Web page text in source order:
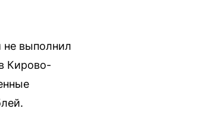
не выполнил
Кирово-